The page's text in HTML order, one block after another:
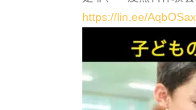
https://lin.ee/AqbOSax